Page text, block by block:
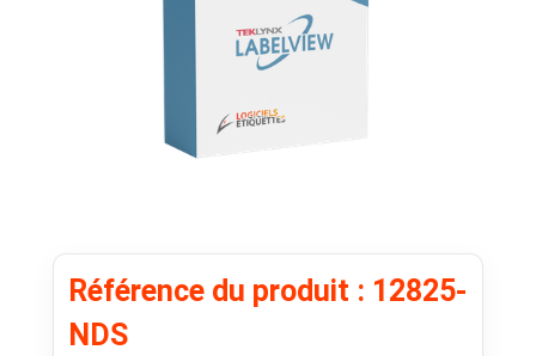
Référence du produit : 12825-
NDS